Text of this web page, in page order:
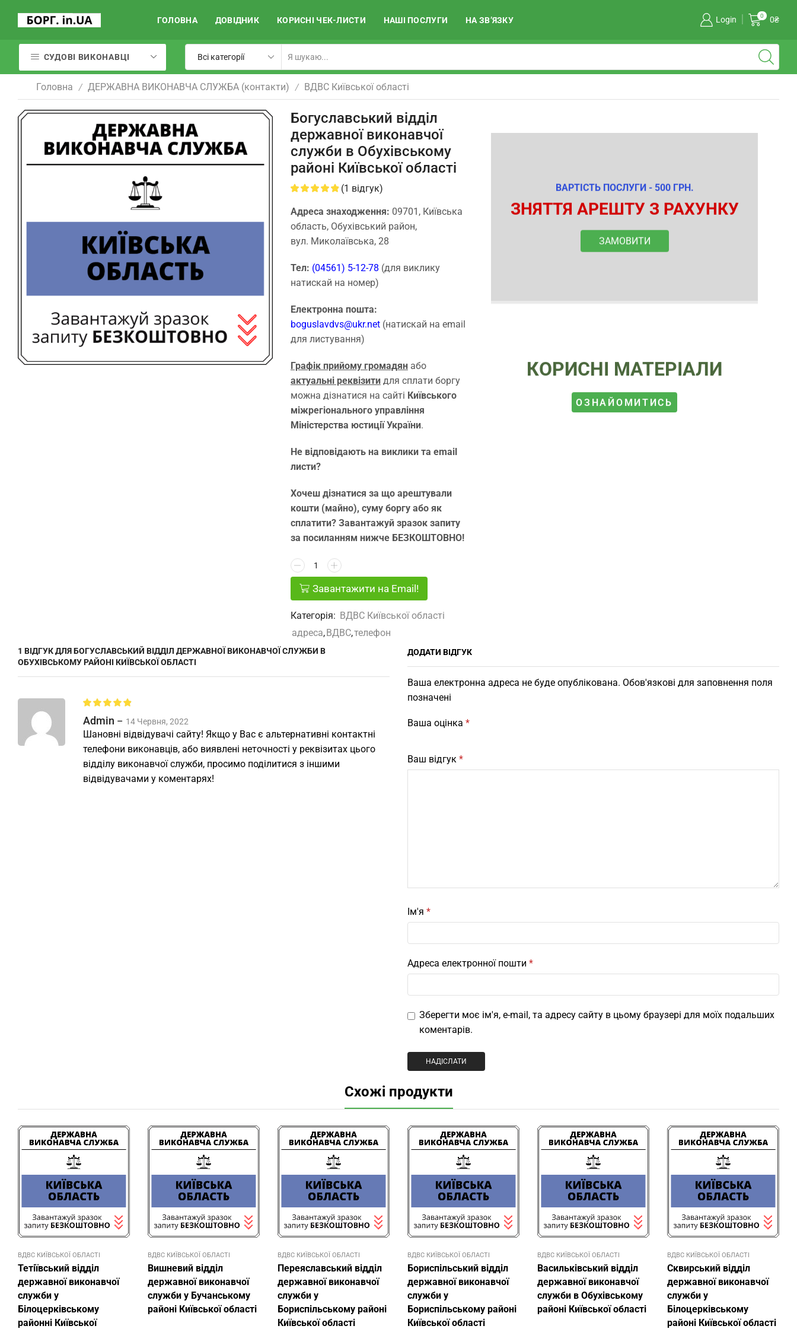
ГОЛОВНА ДОВІДНИК КОРИСНІ ЧЕК-ЛИСТИ НАШІ ПОСЛУГИ НА ЗВ’ЯЗКУ Login 0 0₴
СУДОВІ ВИКОНАВЦІ
Головна / ДЕРЖАВНА ВИКОНАВЧА СЛУЖБА (контакти) / ВДВС Київської області
Богуславський відділ
державної виконавчої
служби в Обухівському
районі Київської області
(1 відгук)
Адреса знаходження: 09701, Київська
область, Обухівський район,
вул. Миколаївська, 28
Тел: (04561) 5-12-78(для виклику
натискай на номер)
Електронна пошта:
boguslavdvs@ukr.net(натискай на email
для листування)
Графік прийому громадянабо
актуальні реквізитидля сплати боргу
можна дізнатися на сайті Київського
міжрегіонального управління
Міністерства юстиції України.
Не відповідають на виклики та email
листи?
Хочеш дізнатися за що арештували
кошти (майно), суму боргу або як
сплатити? Завантажуй зразок запиту
за посиланням нижче БЕЗКОШТОВНО!
Завантажити на Email!
Категорія: ВДВС Київської області
адреса, ВДВС,телефон
ВАРТІСТЬ ПОСЛУГИ - 500 ГРН.
ЗНЯТТЯ АРЕШТУ З РАХУНКУ
ЗАМОВИТИ
КОРИСНІ МАТЕРІАЛИ
ОЗНАЙОМИТИСЬ
1 ВІДГУК ДЛЯБОГУСЛАВСЬКИЙ ВІДДІЛ ДЕРЖАВНОЇ ВИКОНАВЧОЇ СЛУЖБИ В
ОБУХІВСЬКОМУ РАЙОНІ КИЇВСЬКОЇ ОБЛАСТІ
Admin – 14 Червня, 2022
Шановні відвідувачі сайту! Якщо у Вас є альтернативні контактні
телефони виконавців, або виявлені неточності у реквізитах цього
відділу виконавчої служби, просимо поділитися з іншими
відвідувачами у коментарях!
ДОДАТИ ВІДГУК
Ваша електронна адреса не буде опублікована. Обов'язкові для заповнення поля
позначені
Ваша оцінка *
Ваш відгук *
Ім'я *
Адреса електронної пошти *
Зберегти моє ім'я, e-mail, та адресу сайту в цьому браузері для моїх подальших
коментарів.
Схожі продукти
ВДВС КИЇВСЬКОЇ ОБЛАСТІ
Тетіївський відділ
державної виконавчої
служби у
Білоцерківському
районні Київської
ВДВС КИЇВСЬКОЇ ОБЛАСТІ
Вишневий відділ
державної виконавчої
служби у Бучанському
районі Київської області
ВДВС КИЇВСЬКОЇ ОБЛАСТІ
Переяславський відділ
державної виконавчої
служби у
Бориспільському районі
Київської області
ВДВС КИЇВСЬКОЇ ОБЛАСТІ
Бориспільський відділ
державної виконавчої
служби у
Бориспільському районі
Київської області
ВДВС КИЇВСЬКОЇ ОБЛАСТІ
Васильківський відділ
державної виконавчої
служби в Обухівському
районі Київської області
ВДВС КИЇВСЬКОЇ ОБЛАСТІ
Сквирський відділ
державної виконавчої
служби у
Білоцерківському
районі Київської області